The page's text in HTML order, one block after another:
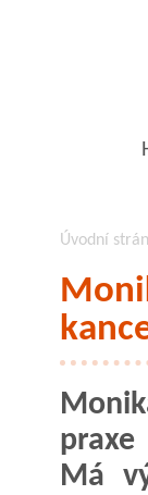
Úvodní
Má